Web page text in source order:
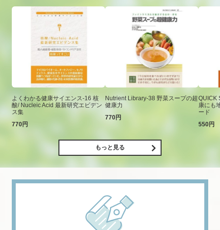
よくわかる健康サイエンス-16 核
酸/ Nucleic Acid 最新研究エビデン
ス集
770円
Nutrient Library-38 野菜スープの超
健康力
770円
QUICK
康にも
ード
550円
もっと見る